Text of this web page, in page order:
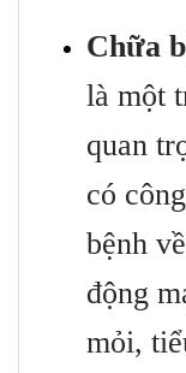
Chữa
là một
quan
có
bệnh
động
mỏi,